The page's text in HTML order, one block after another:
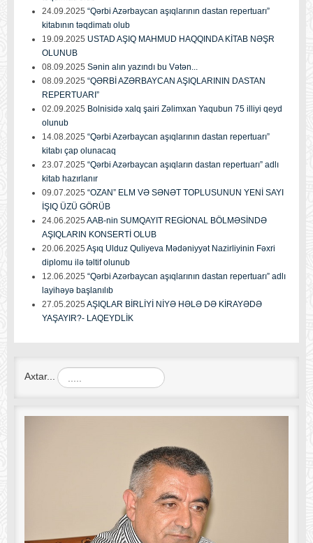
24.09.2025 “Qərbi Azərbaycan aşıqlarının dastan repertuarı”
kitabının təqdimatı olub
19.09.2025 USTAD AŞIQ MAHMUD HAQQINDA KİTAB NƏŞR
OLUNUB
08.09.2025 Sənin alın yazındı bu Vətən...
08.09.2025 “QƏRBİ AZƏRBAYCAN AŞIQLARININ DASTAN
REPERTUARI”
02.09.2025 Bolnisidə xalq şairi Zəlimxan Yaqubun 75 illiyi qeyd
olunub
14.08.2025 “Qərbi Azərbaycan aşıqlarının dastan repertuarı”
kitabı çap olunacaq
23.07.2025 “Qərbi Azərbaycan aşıqların dastan repertuarı” adlı
kitab hazırlanır
09.07.2025 “OZAN” ELM VƏ SƏNƏT TOPLUSUNUN YENİ SAYI
İŞIQ ÜZÜ GÖRÜB
24.06.2025 AAB-nin SUMQAYIT REGİONAL BÖLMƏSİNDƏ
AŞIQLARIN KONSERTİ OLUB
20.06.2025 Aşıq Ulduz Quliyeva Mədəniyyət Nazirliyinin Fəxri
diplomu ilə təltif olunub
12.06.2025 “Qərbi Azərbaycan aşıqlarının dastan repertuarı” adlı
layihəyə başlanılıb
27.05.2025 AŞIQLAR BİRLİYİ NİYƏ HƏLƏ DƏ KİRAYƏDƏ
YAŞAYIR?- LAQEYDLİK
Axtar...